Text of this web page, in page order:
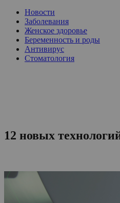
Новости
Заболевания
Женское здоровье
Беременность и роды
Антивирус
Стоматология
12 новых